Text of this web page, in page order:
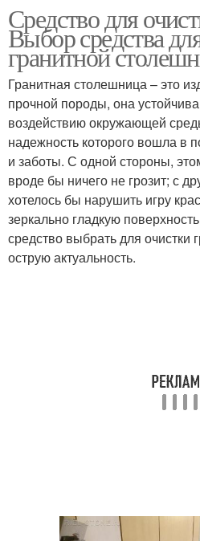
Средство для
Выбор средства
гранитной
Гранитная столешница – это
прочной породы, она
воздействию окружающей
надежность которого вошла в
и заботы. С одной стороны,
вроде бы ничего не грозит; с
хотелось бы нарушить игру
зеркально гладкую
средство выбрать для очистки
острую актуальность.